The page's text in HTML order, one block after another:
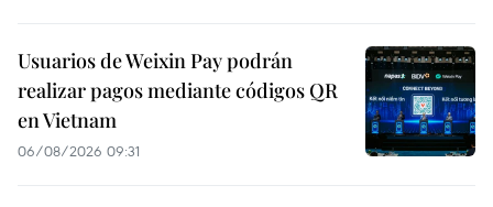
Usuarios de Weixin Pay podrán
realizar pagos mediante códigos QR
en Vietnam
06/08/2026 09:31